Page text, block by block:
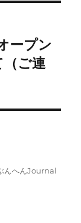
ープン
（ご連
ぶんへんJournal